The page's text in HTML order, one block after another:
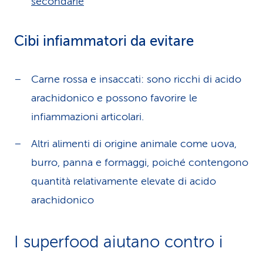
Cibi infiammatori da evitare
Carne rossa e insaccati: sono ricchi di acido
arachidonico e possono favorire le
infiammazioni articolari.
Altri alimenti di origine animale come uova,
burro, panna e formaggi, poiché contengono
quantità relativamente elevate di acido
arachidonico
I superfood aiutano contro i